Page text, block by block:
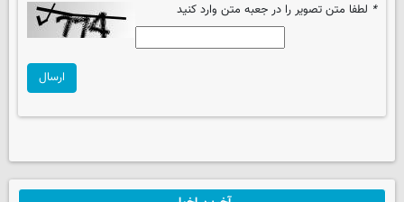
* لطفا متن تصویر را در جعبه متن وارد کنید
ارسال